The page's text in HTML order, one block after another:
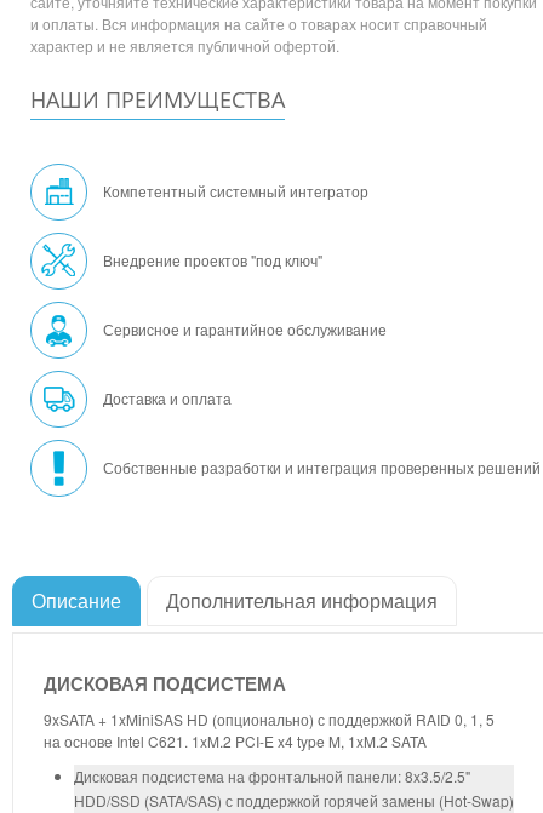
и оплаты. Вся информация на сайте о товарах носит справочный
характер и не является публичной офертой.
НАШИ ПРЕИМУЩЕСТВА
Компетентный системный интегратор
Внедрение проектов "под ключ"
Сервисное и гарантийное обслуживание
Доставка и оплата
Собственные разработки и интеграция проверенных решений
Описание Дополнительная информация
ДИСКОВАЯ ПОДСИСТЕМА
9xSATA + 1xMiniSAS HD (опционально) с поддержкой RAID 0, 1, 5
на основе Intel C621. 1xM.2 PCI-E x4 type M, 1xM.2 SATA
Дисковая подсистема на фронтальной панели: 8x3.5/2.5"
HDD/SSD (SATA/SAS) с поддержкой горячей замены (Hot-Swap)